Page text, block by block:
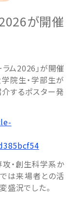
が開催
ム2026」が開催
院生・学部生が
するポスター発
・創生科学系か
は来場者との活
盛況でした。